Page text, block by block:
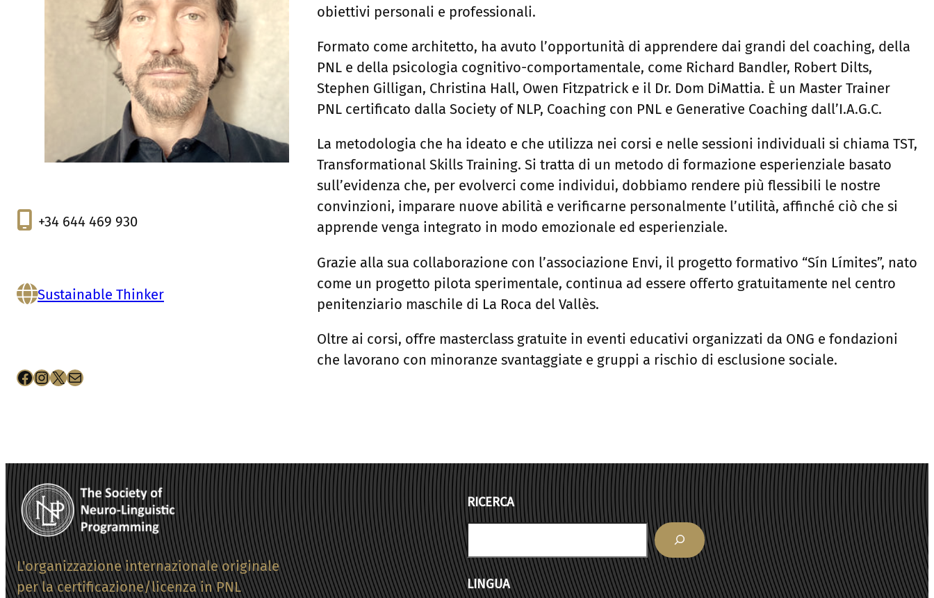
+34 644 469 930
Sustainable Thinker
Facebook
Instagram
X Email
obiettivi personali e professionali.
Formato come architetto, ha avuto l’opportunità di apprendere dai grandi del coaching, della
PNL e della psicologia cognitivo-comportamentale, come Richard Bandler, Robert Dilts,
Stephen Gilligan, Christina Hall, Owen Fitzpatrick e il Dr. Dom DiMattia. È un Master Trainer
PNL certificato dalla Society of NLP, Coaching con PNL e Generative Coaching dall’I.A.G.C.
La metodologia che ha ideato e che utilizza nei corsi e nelle sessioni individuali si chiama TST,
Transformational Skills Training. Si tratta di un metodo di formazione esperienziale basato
sull’evidenza che, per evolverci come individui, dobbiamo rendere più flessibili le nostre
convinzioni, imparare nuove abilità e verificarne personalmente l’utilità, affinché ciò che si
apprende venga integrato in modo emozionale ed esperienziale.
Grazie alla sua collaborazione con l’associazione Envi, il progetto formativo “Sín Límites”, nato
come un progetto pilota sperimentale, continua ad essere offerto gratuitamente nel centro
penitenziario maschile di La Roca del Vallès.
Oltre ai corsi, offre masterclass gratuite in eventi educativi organizzati da ONG e fondazioni
che lavorano con minoranze svantaggiate e gruppi a rischio di esclusione sociale.
L'organizzazione internazionale originale
per la certificazione/licenza in PNL
RICERCA
Search
LINGUA